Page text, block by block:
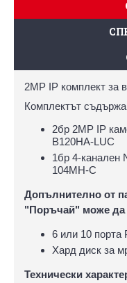
2MP IP комплект за
Комплектът
2бр 2MP IP
B120HA-LUC
1бр 4-канален
104MH-C
Допълнително от
"Поръчай" може да
6 или 10 порта
Хард диск за
Технически